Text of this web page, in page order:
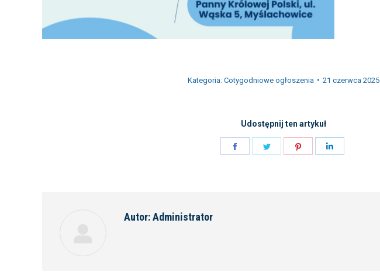
Kategoria: Cotygodniowe ogłoszenia 21 czerwca 2025
Udostępnij ten artykuł
Share
Autor:Administrator